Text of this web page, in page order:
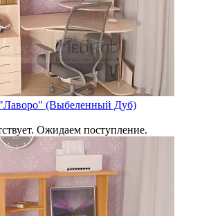
(Выбеленный Дуб)
Ожидаем поступление.